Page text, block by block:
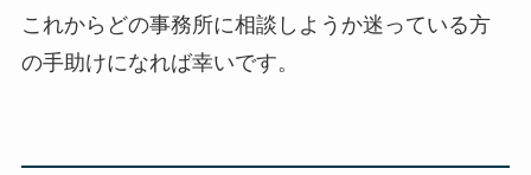
これからどの事務所に相談しようか迷っている方
の手助けになれば幸いです。